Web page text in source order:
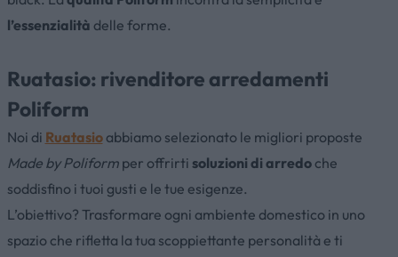
l’essenzialità delle forme.
Ruatasio: rivenditore arredamenti
Poliform
Noi di Ruatasioabbiamo selezionato le migliori proposte
Made by Poliformper offrirti soluzioni di arredoche
soddisfino i tuoi gusti e le tue esigenze.
L’obiettivo? Trasformare ogni ambiente domestico in uno
spazio che rifletta la tua scoppiettante personalità e ti